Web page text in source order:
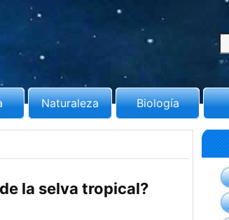
Naturaleza Biología
la selva tropical?